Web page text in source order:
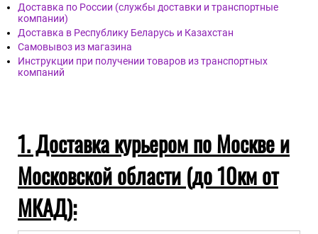
Доставка по России (службы доставки и транспортные
компании)
Доставка в Республику Беларусь и Казахстан
Самовывоз из магазина
Инструкции при получении товаров из транспортных
компаний
1. Доставка курьером по Москве и
Московской области (до 10км от
МКАД):